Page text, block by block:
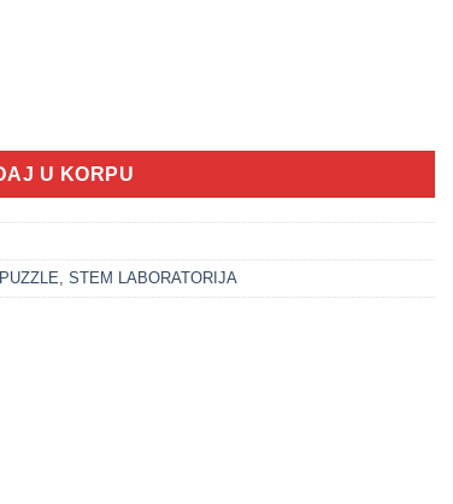
U KORPU
, STEM LABORATORIJA